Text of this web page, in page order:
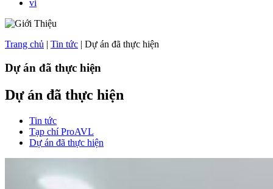
vi
Trang chủ | Tin tức | Dự án đã thực hiện
Dự án đã thực hiện
Dự án đã thực hiện
Tin tức
Tạp chí ProAVL
Dự án đã thực hiện